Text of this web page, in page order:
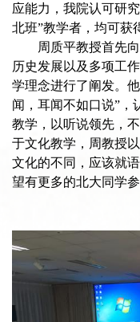
应能力，我院认可研
北班”教学者，均可获
周质平教授首先
历史发展以及多项工
学理念进行了阐发。
闻，耳闻不如口说”，
教学，以听说领先，
于文化教学，周教授
文化的不同，应该就
望有更多的北大同学